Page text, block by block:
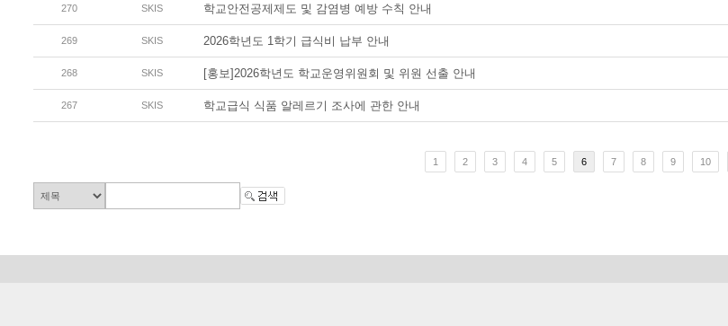
270 SKIS 학교안전공제제도 및 감염병 예방 수칙 안내
269 SKIS 2026학년도 1학기 급식비 납부 안내
268 SKIS [홍보]2026학년도 학교운영위원회 및 위원 선출 안내
267 SKIS 학교급식 식품 알레르기 조사에 관한 안내
1 2 3 4 5 6 7 8 9 10